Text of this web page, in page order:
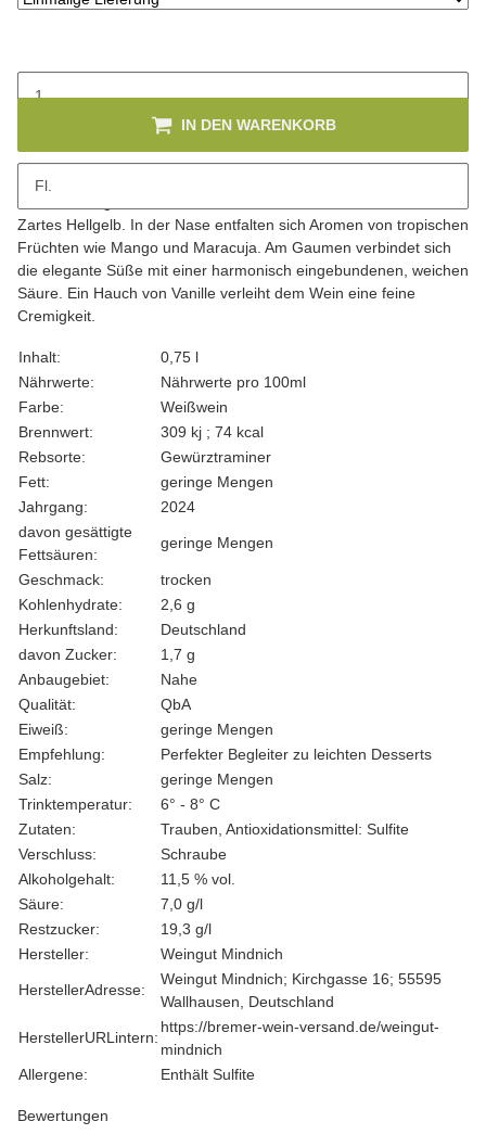
Fl.
IN DEN WARENKORB
Zartes Hellgelb. In der Nase entfalten sich Aromen von tropischen
Früchten wie Mango und Maracuja. Am Gaumen verbindet sich
die elegante Süße mit einer harmonisch eingebundenen, weichen
Säure. Ein Hauch von Vanille verleiht dem Wein eine feine
Cremigkeit.
Produkteigenschaft
Wert
Inhalt:
0,75 l
Nährwerte:
Nährwerte pro 100ml
Farbe:
Weißwein
Brennwert:
309 kj ; 74 kcal
Rebsorte:
Gewürztraminer
Fett:
geringe Mengen
Jahrgang:
2024
davon gesättigte
Fettsäuren:
geringe Mengen
Geschmack:
trocken
Kohlenhydrate:
2,6 g
Herkunftsland:
Deutschland
davon Zucker:
1,7 g
Anbaugebiet:
Nahe
Qualität:
QbA
Eiweiß:
geringe Mengen
Empfehlung:
Perfekter Begleiter zu leichten Desserts
Salz:
geringe Mengen
Trinktemperatur:
6° - 8° C
Zutaten:
Trauben, Antioxidationsmittel: Sulfite
Verschluss:
Schraube
Alkoholgehalt:
11,5 % vol.
Säure:
7,0 g/l
Restzucker:
19,3 g/l
Hersteller:
Weingut Mindnich
HerstellerAdresse:
Weingut Mindnich; Kirchgasse 16; 55595
Wallhausen, Deutschland
HerstellerURLintern:
https://bremer-wein-versand.de/weingut-
mindnich
Allergene:
Enthält Sulfite
Bewertungen